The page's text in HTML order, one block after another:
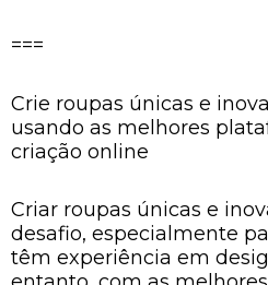
===
Crie roupas únicas e
usando as melhores
criação online
Criar roupas únicas e
desafio, especialmente
têm experiência em